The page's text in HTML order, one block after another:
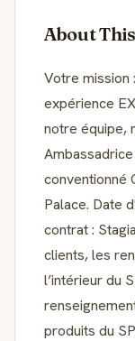
About
Votre mission
expérience
notre équipe,
conventionné
Palace. Date
contrat :
clients, les
l’intérieur du
produits du